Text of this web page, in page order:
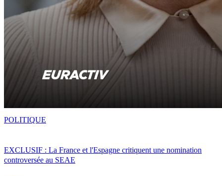
EXCLUSIF : La France et l'Espagne critiquent une nomination
controversée au SEAE
POLITIQUE